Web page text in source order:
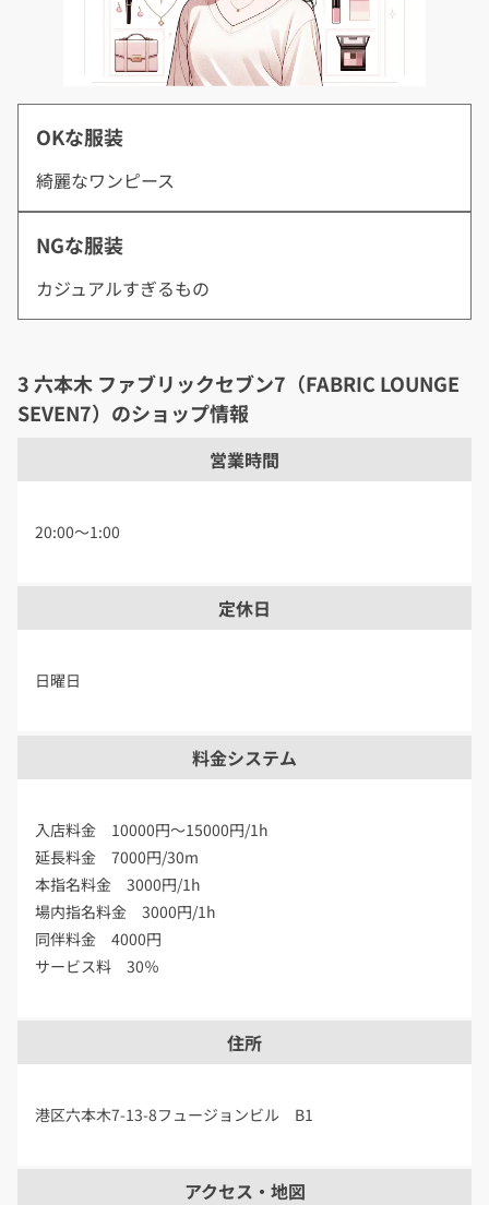
OKな服装
綺麗なワンピース
NGな服装
カジュアルすぎるもの
3 六本木 ファブリックセブン7（FABRIC LOUNGE
SEVEN7）のショップ情報
営業時間
20:00〜1:00
定休日
日曜日
料金システム
入店料金 10000円～15000円/1h
延長料金 7000円/30m
本指名料金 3000円/1h
場内指名料金 3000円/1h
同伴料金 4000円
サービス料 30％
住所
港区六本木7-13-8フュージョンビル B1
アクセス・地図